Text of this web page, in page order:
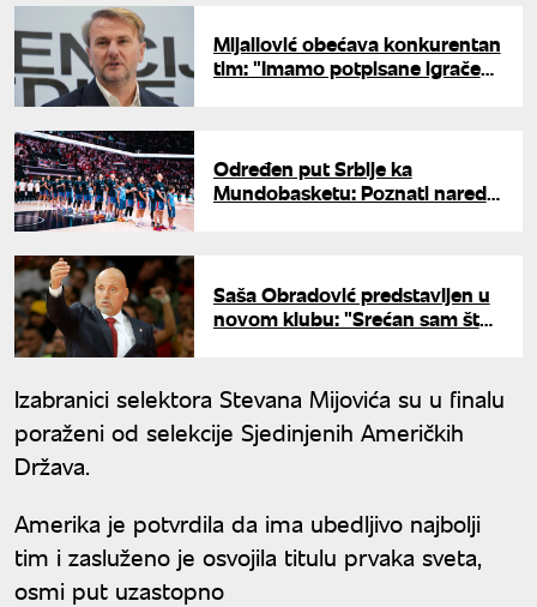
Mijailović obećava konkurentan
tim: "Imamo potpisane igrače
Određen put Srbije ka
Mundobasketu: Poznati naredni
Saša Obradović predstavljen u
novom klubu: "Srećan sam što
Izabranici selektora Stevana Mijovića su u finalu
poraženi od selekcije Sjedinjenih Američkih
Država.
Amerika je potvrdila da ima ubedljivo najbolji
tim i zasluženo je osvojila titulu prvaka sveta,
osmi put uzastopno